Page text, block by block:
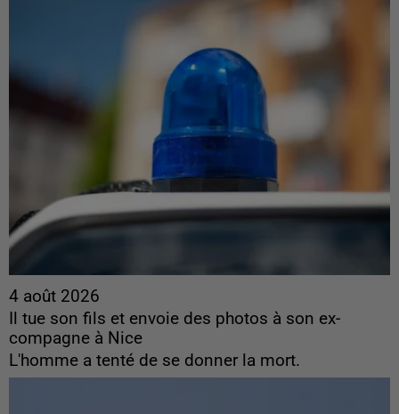
4 août 2026
Il tue son fils et envoie des photos à son ex-
compagne à Nice
L'homme a tenté de se donner la mort.